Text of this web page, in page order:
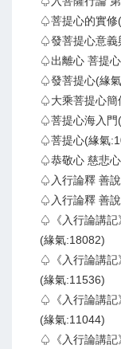
♤菩提心的實修
♤發菩提心意義
♤出離心 菩提
♤發菩提心(緣
♤大乘菩提心簡
♤菩提心海入門
♤菩提心(緣氣
♤恭敬心 慈悲
♤入行論釋 善
♤入行論釋 善
♤《入行論講記
(緣氣:18082)
♤《入行論講記
(緣氣:11536)
♤《入行論講記
(緣氣:11044)
♤《入行論講記